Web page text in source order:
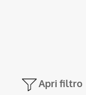
Apri filtro